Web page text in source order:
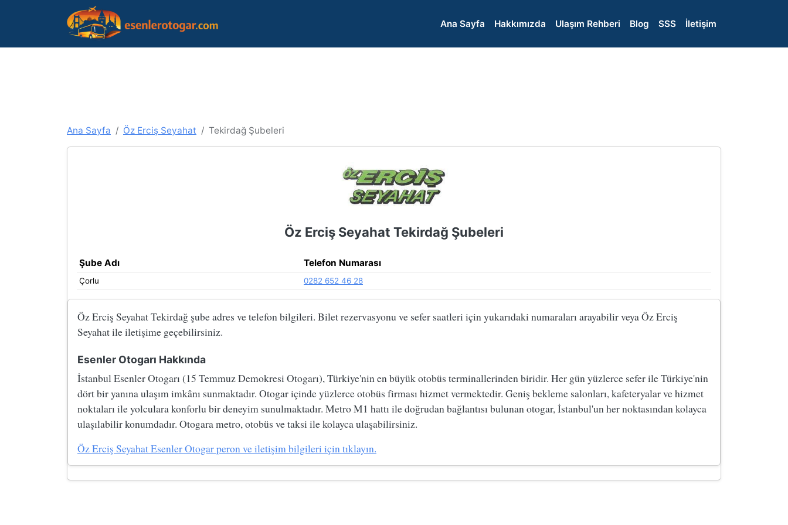
Ana Sayfa Hakkımızda Ulaşım Rehberi Blog SSS İletişim
Ana Sayfa Öz Erciş Seyahat Tekirdağ Şubeleri
Öz Erciş Seyahat Tekirdağ Şubeleri
Şube Adı Telefon Numarası
Çorlu 0282 652 46 28
Öz Erciş Seyahat Tekirdağ şube adres ve telefon bilgileri. Bilet rezervasyonu ve sefer saatleri için yukarıdaki numaraları arayabilir veya Öz Erciş
Seyahat ile iletişime geçebilirsiniz.
Esenler Otogarı Hakkında
İstanbul Esenler Otogarı (15 Temmuz Demokresi Otogarı), Türkiye'nin en büyük otobüs terminallerinden biridir. Her gün yüzlerce sefer ile Türkiye'nin
dört bir yanına ulaşım imkânı sunmaktadır. Otogar içinde yüzlerce otobüs firması hizmet vermektedir. Geniş bekleme salonları, kafeteryalar ve hizmet
noktaları ile yolculara konforlu bir deneyim sunulmaktadır. Metro M1 hattı ile doğrudan bağlantısı bulunan otogar, İstanbul'un her noktasından kolayca
ulaşılabilir konumdadır. Otogara metro, otobüs ve taksi ile kolayca ulaşabilirsiniz.
Öz Erciş Seyahat Esenler Otogar peron ve iletişim bilgileri için tıklayın.